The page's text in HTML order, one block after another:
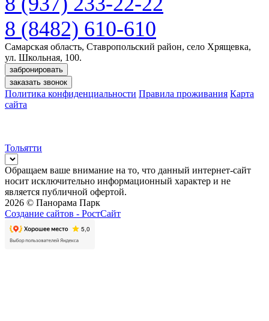
8 (8482) 610-610
Самарская область, Ставропольский район, село Хрящевка,
ул. Школьная, 100.
забронировать
заказать звонок
Политика конфиденциальности Правила проживания Карта
сайта
Тольятти
Обращаем ваше внимание на то, что данный интернет-сайт
носит исключительно информационный характер и не
является публичной офертой.
2026 © Панорама Парк
Создание сайтов - РостСайт